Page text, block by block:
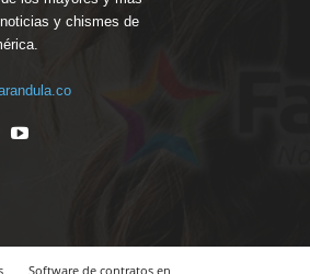
y chismes de
Software de contratos en